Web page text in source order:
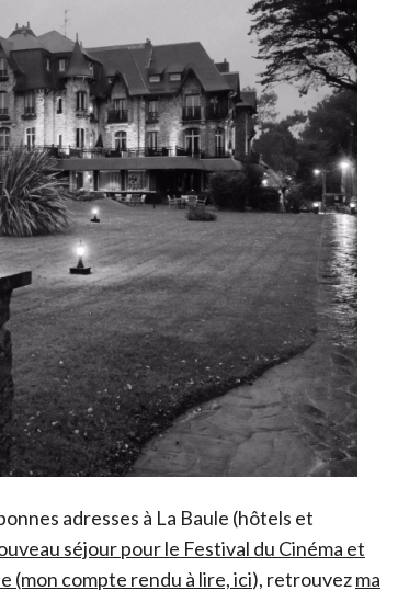
adresses à La Baule (hôtels et
séjour pour le Festival du Cinéma et
(mon compte rendu à lire, ici), retrouvezma